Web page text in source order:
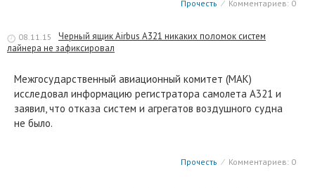
Прочесть ⁄ Комментариев: 0
08.11.15
Черный ящик Airbus A321 никаких поломок систем
лайнера не зафиксировал
Межгосударственный авиационный комитет (МАК)
исследовал информацию регистратора самолета А321 и
заявил, что отказа систем и агрегатов воздушного судна
не было.
Прочесть ⁄ Комментариев: 0